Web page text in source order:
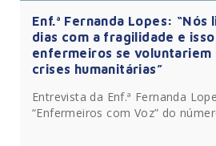
Enf.ª Fernanda Lopes: “Nós
dias com a fragilidade e
enfermeiros se voluntariem
crises humanitárias”
Entrevista da Enf.ª Fernanda
“Enfermeiros com Voz” do